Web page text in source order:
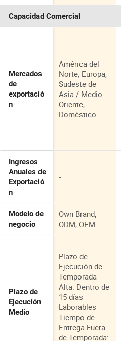
Capacidad Comercial
Mercados
de
exportació
n
América del
Norte, Europa,
Sudeste de
Asia / Medio
Oriente,
Doméstico
Ingresos
Anuales de
Exportació
n
-
Modelo de
negocio
Own Brand,
ODM, OEM
Plazo de
Ejecución
Medio
Plazo de
Ejecución de
Temporada
Alta: Dentro de
15 días
Laborables
Tiempo de
Entrega Fuera
de Temporada: